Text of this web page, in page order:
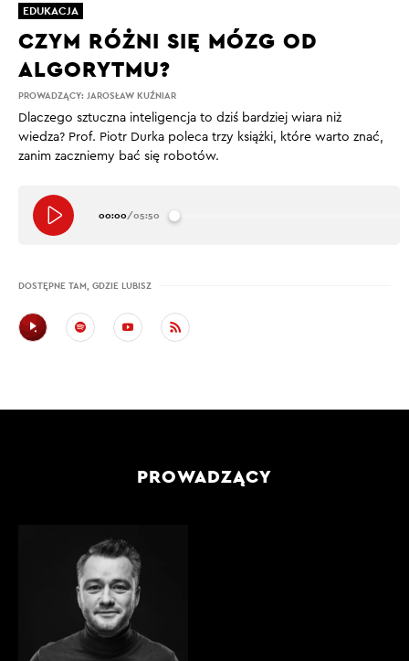
PROWADZĄCY: JAROSŁAW KUŹNIAR
CZYM RÓŻNI SIĘ MÓZG OD
ALGORYTMU?
Dlaczego sztuczna inteligencja to dziś bardziej wiara niż
wiedza? Prof. Piotr Durka poleca trzy książki, które warto znać,
zanim zaczniemy bać się robotów.
00:00/05:50
DOSTĘPNE TAM, GDZIE LUBISZ
EDUKACJA
PROWADZĄCY